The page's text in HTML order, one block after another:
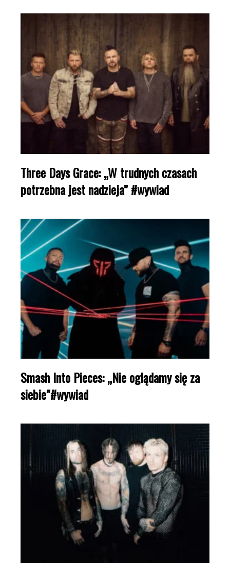
Three Days Grace: „W trudnych czasach
potrzebna jest nadzieja” #wywiad
Smash Into Pieces: „Nie oglądamy się za
siebie”#wywiad